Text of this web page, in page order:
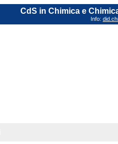
CdS in Chimica e
Info: